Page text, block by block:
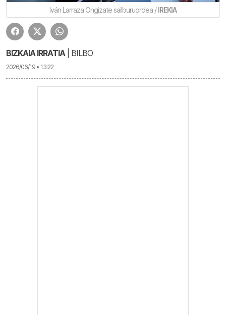
Iván Larraza Ongizate sailburuordea /IREKIA
BIZKAIA IRRATIA| BILBO
2026/06/19 • 13:22